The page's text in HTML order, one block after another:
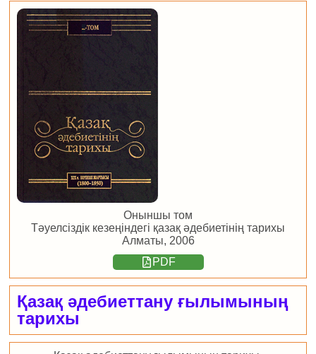
Оныншы том
Тәуелсіздік кезеңіндегі қазақ әдебиетінің тарихы
Алматы, 2006
PDF
Қазақ әдебиеттану ғылымының
тарихы